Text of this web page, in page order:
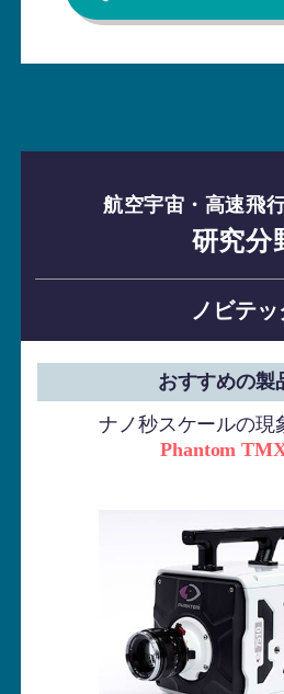
航空宇宙・高速飛
研究分
ノビテッ
おすすめの製
ナノ秒スケールの現
Phantom